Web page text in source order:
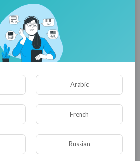
"холодно" - для мужика
- Вот лично мне -
(Алена Морозова)
Arabic
French
Russian